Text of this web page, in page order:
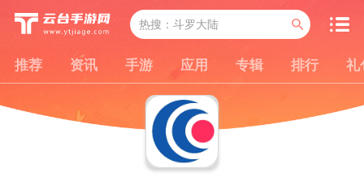
推荐 资讯 手游 应用 专辑 排行 礼